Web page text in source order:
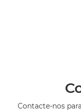
Contacte-nos